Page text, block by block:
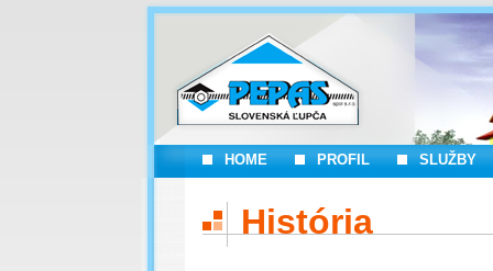
HOME PROFIL SLUŽBY
História